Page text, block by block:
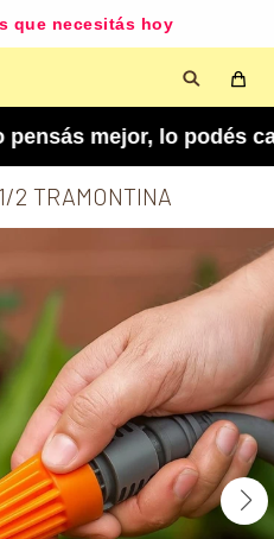
que necesitás hoy
lo podés
2 TRAMONTINA